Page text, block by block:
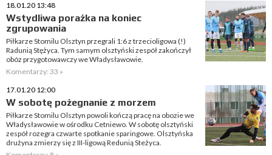
18.01.20 13:48
Wstydliwa porażka na koniec
zgrupowania
Piłkarze Stomilu Olsztyn przegrali 1:6 z trzecioligowa (!)
Radunią Stężyca. Tym samym olsztyński zespół zakończył
obóz przygotowawczy we Władysławowie.
Komentarzy: 33 »
17.01.20 12:00
W sobotę pożegnanie z morzem
Piłkarze Stomilu Olsztyn powoli kończą pracę na obozie we
Władysławowie w ośrodku Cetniewo. W sobotę olsztyński
zespół rozegra czwarte spotkanie sparingowe. Olsztyńska
drużyna zmierzy się z III-ligową Redunią Steżyca.